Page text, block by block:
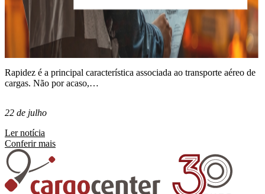
Rapidez é a principal característica associada ao transporte aéreo de
cargas. Não por acaso,…
22 de julho
Ler notícia
Conferir mais